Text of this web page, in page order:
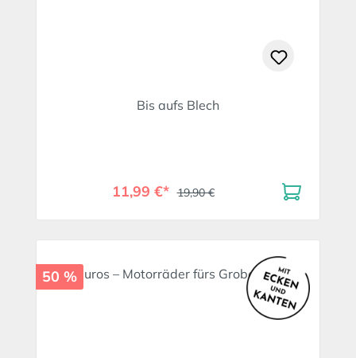
Bis aufs Blech
11,99 €* 19,90 €
50 %